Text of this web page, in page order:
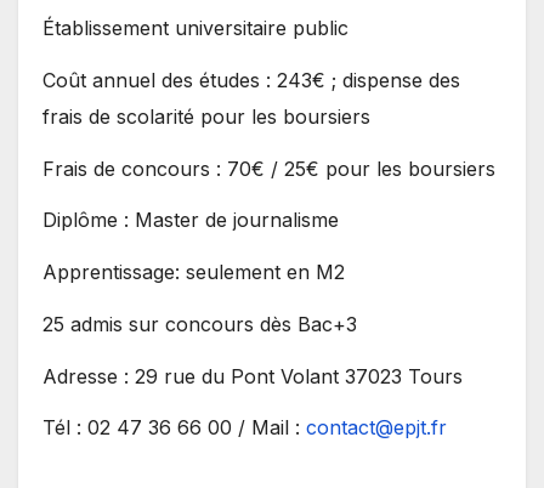
Établissement universitaire public
Coût annuel des études : 243€ ; dispense des
frais de scolarité pour les boursiers
Frais de concours : 70€ / 25€ pour les boursiers
Diplôme : Master de journalisme
Apprentissage: seulement en M2
25 admis sur concours dès Bac+3
Adresse : 29 rue du Pont Volant 37023 Tours
Tél : 02 47 36 66 00 / Mail : contact@epjt.fr